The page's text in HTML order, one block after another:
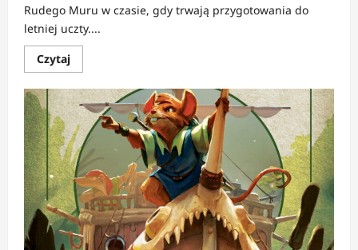
Rudego Muru w czasie, gdy trwają przygotowania do
letniej uczty....
CzytajDowiedz
się
o
RECENZJA:
Mattimeo
|
Zemsta,
porwanie
i
droga
ku
dorosłości